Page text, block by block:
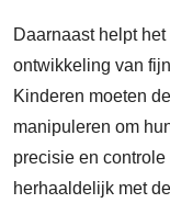
Daarnaast helpt
ontwikkeling van
Kinderen moeten
manipuleren om
precisie en
herhaaldelijk met